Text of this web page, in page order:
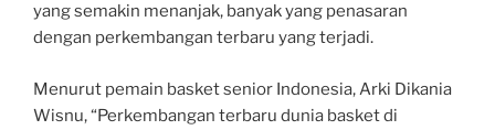
yang semakin menanjak, banyak yang penasaran
dengan perkembangan terbaru yang terjadi.
Menurut pemain basket senior Indonesia, Arki Dikania
Wisnu, “Perkembangan terbaru dunia basket di